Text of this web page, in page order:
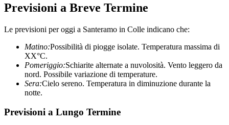
Previsioni a Breve Termine
Le previsioni per oggi a Santeramo in Colle indicano che:
Matino:Possibilità di piogge isolate. Temperatura massima di
XX°C.
Pomeriggio:Schiarite alternate a nuvolosità. Vento leggero da
nord. Possibile variazione di temperature.
Sera:Cielo sereno. Temperatura in diminuzione durante la
notte.
Previsioni a Lungo Termine